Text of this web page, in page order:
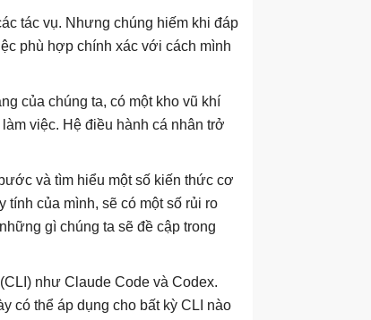
tác vụ. Nhưng chúng hiếm khi đáp
phù hợp chính xác với cách mình
của chúng ta, có một kho vũ khí
việc. Hệ điều hành cá nhân trở
và tìm hiểu một số kiến ​​thức cơ
tính của mình, sẽ có một số rủi ro
gì chúng ta sẽ đề cập trong
như Claude Code và Codex.
có thể áp dụng cho bất kỳ CLI nào